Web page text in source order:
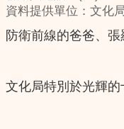
資料提供單位：文化
防衛前線的爸爸、
文化局特別於光輝